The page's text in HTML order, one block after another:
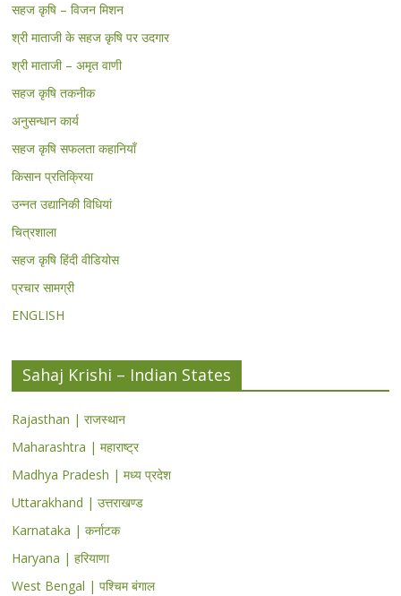
सहज कृषि – विजन मिशन
श्री माताजी के सहज कृषि पर उदगार
श्री माताजी – अमृत वाणी
सहज कृषि तकनीक
अनुसन्धान कार्य
सहज कृषि सफलता कहानियाँ
किसान प्रतिक्रिया
उन्नत उद्यानिकी विधियां
चित्रशाला
सहज कृषि हिंदी वीडियोस
प्रचार सामग्री
ENGLISH
Sahaj Krishi – Indian States
Rajasthan | राजस्थान
Maharashtra | महाराष्ट्र
Madhya Pradesh | मध्य प्रदेश
Uttarakhand | उत्तराखण्ड
Karnataka | कर्नाटक
Haryana | हरियाणा
West Bengal | पश्चिम बंगाल